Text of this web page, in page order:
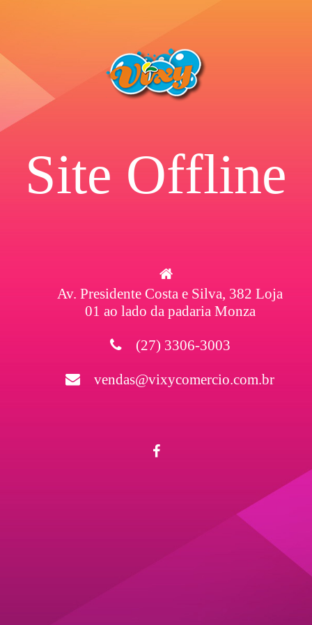
Site Offline
Av. Presidente Costa e Silva, 382 Loja
01 ao lado da padaria Monza
(27) 3306-3003
vendas@vixycomercio.com.br